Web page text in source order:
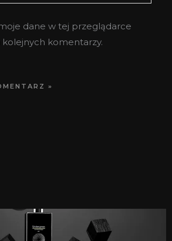
dane w tej przeglądarce
kolejnych komentarzy.